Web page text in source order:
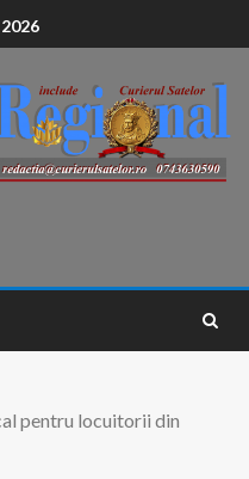
pentru locuitorii din